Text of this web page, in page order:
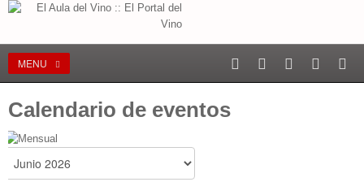
MENU
Calendario de eventos